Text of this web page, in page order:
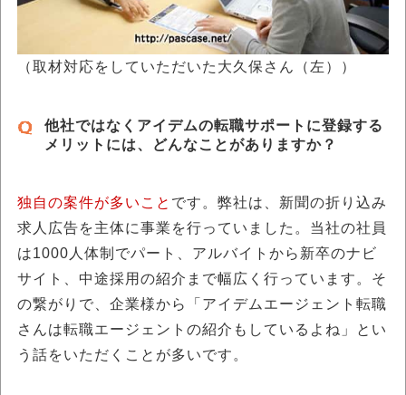
（取材対応をしていただいた大久保さん（左））
他社ではなくアイデムの転職サポートに登録する
メリットには、どんなことがありますか？
独自の案件が多いこと です。弊社は、新聞の折り込み
求人広告を主体に事業を行っていました。当社の社員
は1000人体制でパート、アルバイトから新卒のナビ
サイト、中途採用の紹介まで幅広く行っています。そ
の繋がりで、企業様から「アイデムエージェント転職
さんは転職エージェントの紹介もしているよね」とい
う話をいただくことが多いです。